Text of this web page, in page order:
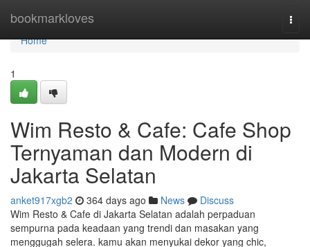
bookmarkloves
Home
Home
1
Wim Resto & Cafe: Cafe Shop
Ternyaman dan Modern di
Jakarta Selatan
anket917xgb2 364 days ago News
Discuss
Wim Resto & Cafe di Jakarta Selatan adalah perpaduan
sempurna pada keadaan yang trendi dan masakan yang
menggugah selera. kamu akan menyukai dekor yang chic,